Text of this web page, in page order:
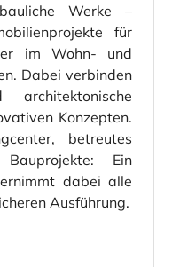
Werke –
für
im Wohn- und
Dabei verbinden
Konzepten.
betreutes
Ein
dabei alle
Ausführung.